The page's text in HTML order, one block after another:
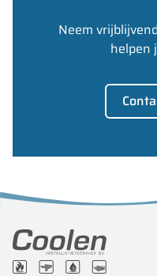
Neem
helpen